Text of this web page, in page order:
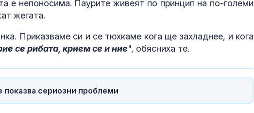
е непоносима. Паурите живеят по принцип на по-големи
жегата.
Приказваме си и се тюхкаме кога ще захладнее, и кога
се рибата, крием се и ние", обясниха те.
сериозни проблеми
предложи подкуп на